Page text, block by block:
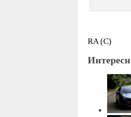
RA (С)